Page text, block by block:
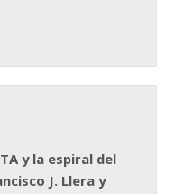
y la espiral del
J. Llera y